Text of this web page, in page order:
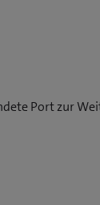
Port zur